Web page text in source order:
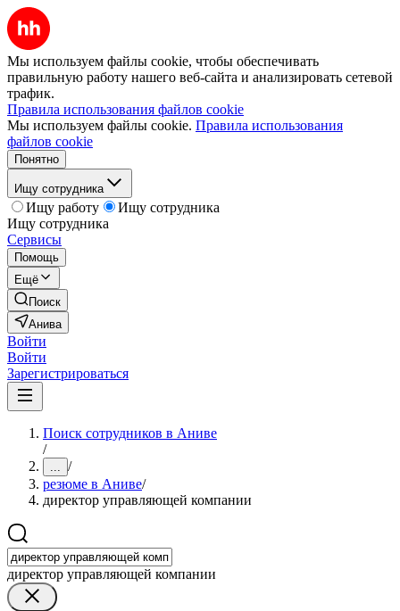
Мы используем файлы cookie, чтобы обеспечивать
правильную работу нашего веб-сайта и анализировать сетевой
трафик.
Правила использования файлов cookie
Мы используем файлы cookie. Правила использования
файлов cookie
Понятно
Ищу сотрудника
Ищу работу
Ищу сотрудника
Ищу сотрудника
Сервисы
Помощь
Ещё
Поиск
Анива
Войти
Войти
Зарегистрироваться
Поиск сотрудников в Аниве
/
... /
резюме в Аниве/
директор управляющей компании
директор управляющей компании